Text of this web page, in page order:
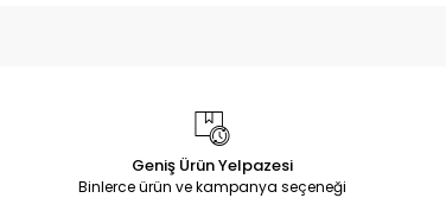
Geniş Ürün Yelpazesi
Binlerce ürün ve kampanya seçeneği